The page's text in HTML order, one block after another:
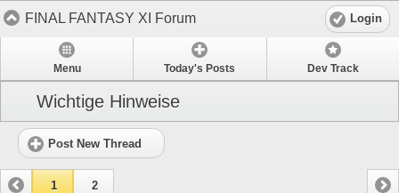
FINAL FANTASY XI Forum Login
Menu Today's Posts Dev Track
Wichtige Hinweise
Post New Thread
1 2